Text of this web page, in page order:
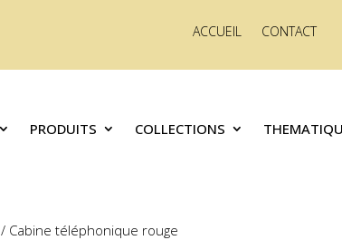
ACCUEIL CONTACT
PRODUITS COLLECTIONS
/ Cabine téléphonique rouge